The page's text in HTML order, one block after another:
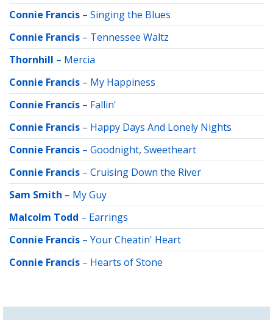
Connie Francis – Singing the Blues
Connie Francis – Tennessee Waltz
Thornhill – Mercia
Connie Francis – My Happiness
Connie Francis – Fallin'
Connie Francis – Happy Days And Lonely Nights
Connie Francis – Goodnight, Sweetheart
Connie Francis – Cruising Down the River
Sam Smith – My Guy
Malcolm Todd – Earrings
Connie Francis – Your Cheatin' Heart
Connie Francis – Hearts of Stone